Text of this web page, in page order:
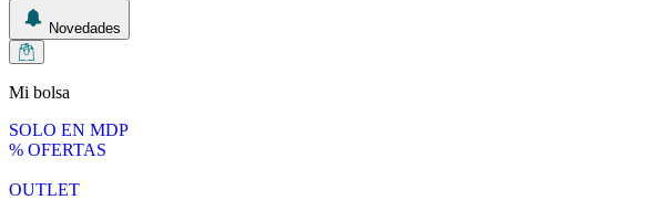
Novedades
Mi bolsa
SOLO EN MDP
% OFERTAS
OUTLET